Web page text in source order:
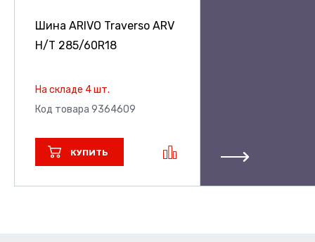
Шина ARIVO Traverso ARV
H/T 285/60R18
На складе 4 шт.
Код товара 9364609
КУПИТЬ